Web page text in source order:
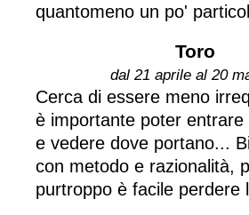
quantomeno un po'
Toro
dal 21 aprile al 20
Cerca di essere meno
è importante poter entrare
e vedere dove portano...
con metodo e razionalità,
purtroppo è facile perdere